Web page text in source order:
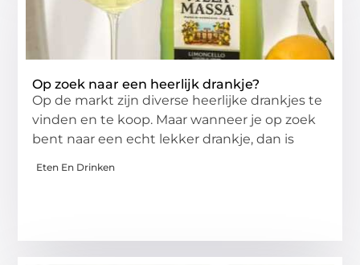
Op zoek naar een heerlijk drankje?
Op de markt zijn diverse heerlijke drankjes te
vinden en te koop. Maar wanneer je op zoek
bent naar een echt lekker drankje, dan is
Eten En Drinken